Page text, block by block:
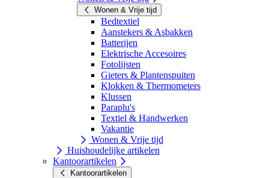
Wonen & Vrije tijd
Bedtextiel
Aanstekers & Asbakken
Batterijen
Elektrische Accesoires
Fotolijsten
Gieters & Plantenspuiten
Klokken & Thermometers
Klussen
Paraplu's
Textiel & Handwerken
Vakantie
Wonen & Vrije tijd
Huishoudelijke artikelen
Kantoorartikelen
Kantoorartikelen